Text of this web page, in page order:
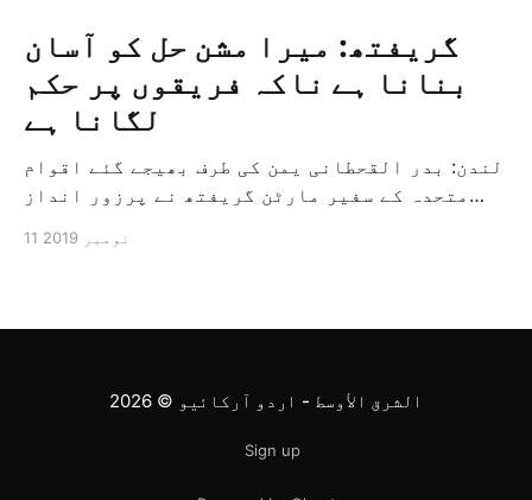
گریفتھ: میرا مشن حل کو آسان
بنانا ہے ناکہ فریقوں پر حکم
لگانا ہے
لندن: بدر القحطانی یمن کی طرف بھیجے گئے اقوام
متحدہ کے سفیر مارٹن گریفتھ نے پرزور انداز
ثالثی اور اس کشمکش کی حدبندی کرنے کے لئے ایک
11 نومبر 2019
الشرق الأوسط - اردو آرکائیو © 2026
Sign up